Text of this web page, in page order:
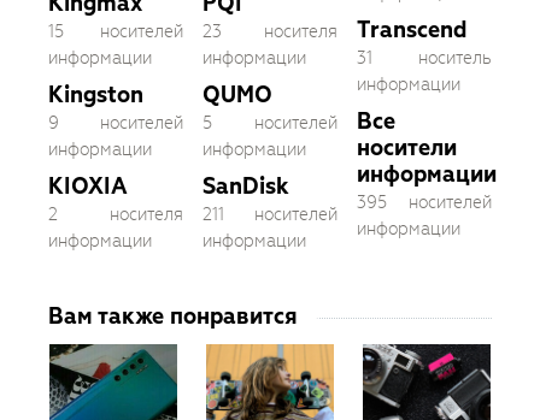
15 носителей
информации
Kingston
9 носителей
информации
KIOXIA
2 носителя
информации
23 носителя
информации
QUMO
5 носителей
информации
SanDisk
211 носителей
информации
Transcend
31 носитель
информации
Все
носители
информации
395 носителей
информации
Вам также понравится